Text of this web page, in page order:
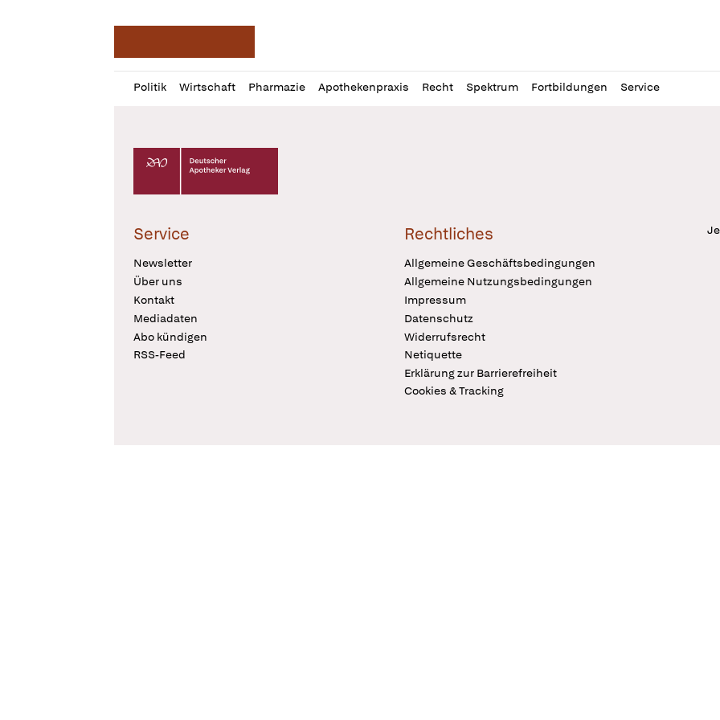
Politik Wirtschaft Pharmazie Apothekenpraxis Recht Spektrum Fortbildungen Service
Profil
öffnen
Daz
Pur
Deutscher Apotheker Verlag Logo
Service
Newsletter
Über uns
Kontakt
Mediadaten
Abo kündigen
RSS-Feed
Rechtliches
Allgemeine Geschäftsbedingungen
Allgemeine Nutzungsbedingungen
Impressum
Datenschutz
Widerrufsrecht
Netiquette
Erklärung zur Barrierefreiheit
Cookies & Tracking